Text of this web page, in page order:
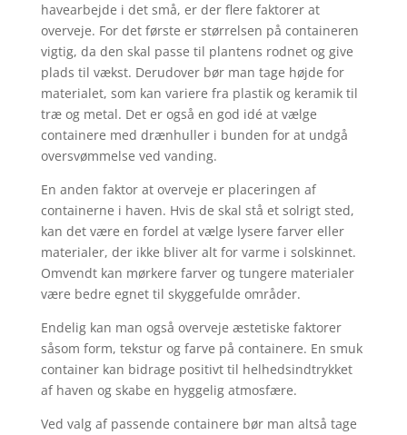
havearbejde i det små, er der flere faktorer at
overveje. For det første er størrelsen på containeren
vigtig, da den skal passe til plantens rodnet og give
plads til vækst. Derudover bør man tage højde for
materialet, som kan variere fra plastik og keramik til
træ og metal. Det er også en god idé at vælge
containere med drænhuller i bunden for at undgå
oversvømmelse ved vanding.
En anden faktor at overveje er placeringen af
containerne i haven. Hvis de skal stå et solrigt sted,
kan det være en fordel at vælge lysere farver eller
materialer, der ikke bliver alt for varme i solskinnet.
Omvendt kan mørkere farver og tungere materialer
være bedre egnet til skyggefulde områder.
Endelig kan man også overveje æstetiske faktorer
såsom form, tekstur og farve på containere. En smuk
container kan bidrage positivt til helhedsindtrykket
af haven og skabe en hyggelig atmosfære.
Ved valg af passende containere bør man altså tage